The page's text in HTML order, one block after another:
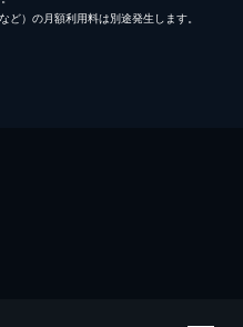
）の月額利用料は別途発生します。